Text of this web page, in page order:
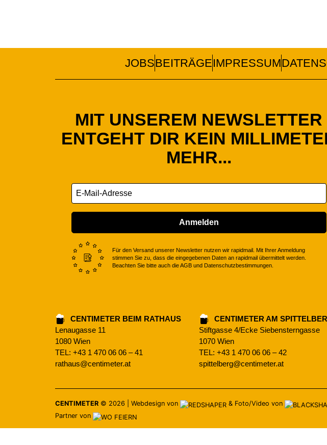
JOBSBEITRÄGEIMPRESSUM
MIT UNSEREM NEWSLETTER
ENTGEHT DIR KEIN
MEHR...
Anmelden
Für den Versand unserer Newsletter nutzen wir rapidmail. Mit Ihrer Anmeldung
stimmen Sie zu, dass die eingegebenen Daten an rapidmail übermittelt werden.
Beachten Sie bitte auch die AGB und Datenschutzbestimmungen.
CENTIMETER BEIM RATHAUS
Lenaugasse 11
1080 Wien
TEL: +43 1 470 06 06 – 41
rathaus@centimeter.at
CENTIMETER AM
Stiftgasse 4/Ecke Siebensterngasse
1070 Wien
TEL: +43 1 470 06 06 – 42
spittelberg@centimeter.at
CENTIMETER© 2026 Webdesign von & Foto/Video von
Partner von